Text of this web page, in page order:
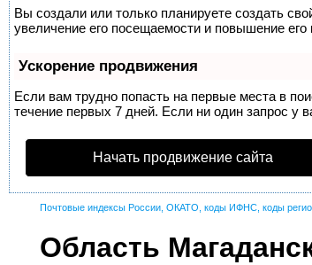
Вы создали или только планируете создать
увеличение его посещаемости и повышение
Ускорение продвижения
Если вам трудно попасть на первые места в
течение первых 7 дней. Если ни один запрос у
Начать продвижение сайта
Почтовые индексы России, ОКАТО, коды ИФНС, коды
Область